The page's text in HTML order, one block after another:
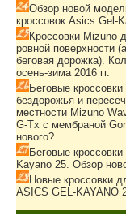
Обзор новой
кроссовок Asics Gel-
Кроссовки Mizuno
ровной поверхности
беговая дорожка).
осень-зима 2016 гг.
Беговые
бездорожья и
местности Mizuno
G-Tx с мембраной
нового?
Беговые
Kayano 25. Обзор
Новые кроссовки
ASICS GEL-KAYANO